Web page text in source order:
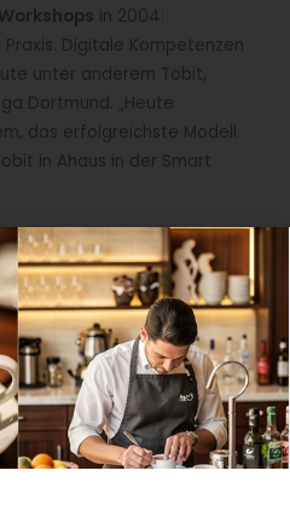
in 2004:
Praxis. Digitale Kompetenzen
unter anderem Tobit,
Dortmund. „Heute
das erfolgreichste Modell
in Ahaus in der Smart
von den Besten. So sind
ausverkauften
Besuche bei Top-
Konzepten